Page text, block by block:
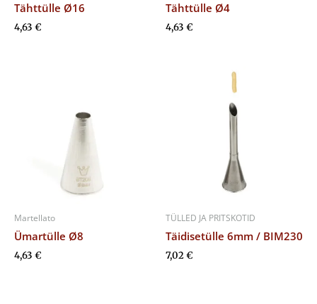
Tähttülle Ø16
4,63 €
Tähttülle Ø4
4,63 €
Martellato
Ümartülle Ø8
4,63 €
TÜLLED JA PRITSKOTID
Täidisetülle 6mm / BIM230
7,02€